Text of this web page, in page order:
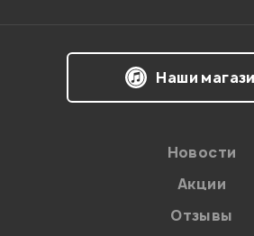
Наши
Новости
Акции
Отзывы